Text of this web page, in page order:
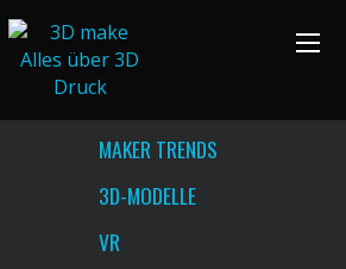
MAKER TRENDS
3D-MODELLE
VR